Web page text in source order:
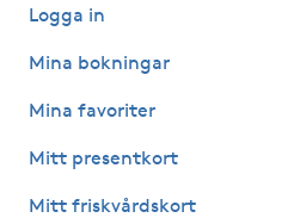
Kinesiologi
Kiropraktik
Logga in
Mina bokningar
Mina favoriter
Mitt presentkort
Mitt friskvårdskort